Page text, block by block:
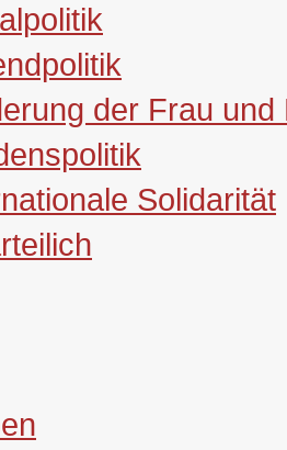
der Frau und
Solidarität